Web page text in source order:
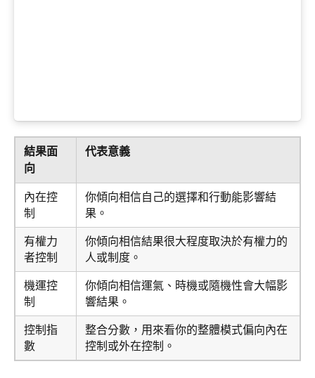
結果面
向
代表意義
內在控
制
你傾向相信自己的選擇和行動能影響結
果。
有權力
者控制
你傾向相信結果很大程度取決於有權力的
人或制度。
機運控
制
你傾向相信運氣、時機或隨機性會大幅影
響結果。
控制指
數
整合分數，用來看你的整體模式偏向內在
控制或外在控制。